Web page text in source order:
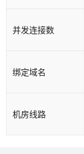
并发连接数
绑定域名
机房线路